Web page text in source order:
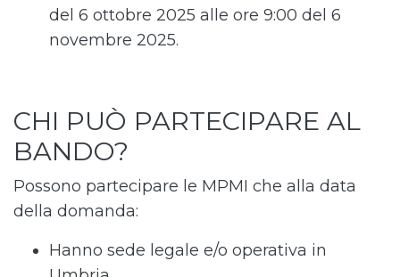
del 6 ottobre 2025 alle ore 9:00 del 6
novembre 2025.
CHI PUÒ PARTECIPARE AL
BANDO?
Possono partecipare le MPMI che alla data
della domanda:
Hanno sede legale e/o operativa in